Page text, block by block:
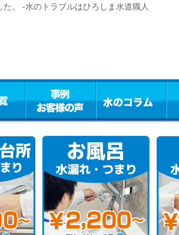
。 -水のトラブルはひろしま水道職人